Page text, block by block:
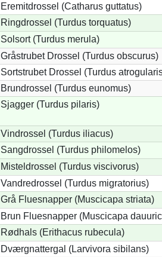
Eremitdrossel (Catharus guttatus)
Ringdrossel (Turdus torquatus)
Solsort (Turdus merula)
Gråstrubet Drossel (Turdus obscurus)
Sortstrubet Drossel (Turdus
Brundrossel (Turdus eunomus)
Sjagger (Turdus pilaris)
Vindrossel (Turdus iliacus)
Sangdrossel (Turdus philomelos)
Misteldrossel (Turdus viscivorus)
Vandredrossel (Turdus migratorius)
Grå Fluesnapper (Muscicapa striata)
Brun Fluesnapper (Muscicapa
Rødhals (Erithacus rubecula)
Dværgnattergal (Larvivora sibilans)